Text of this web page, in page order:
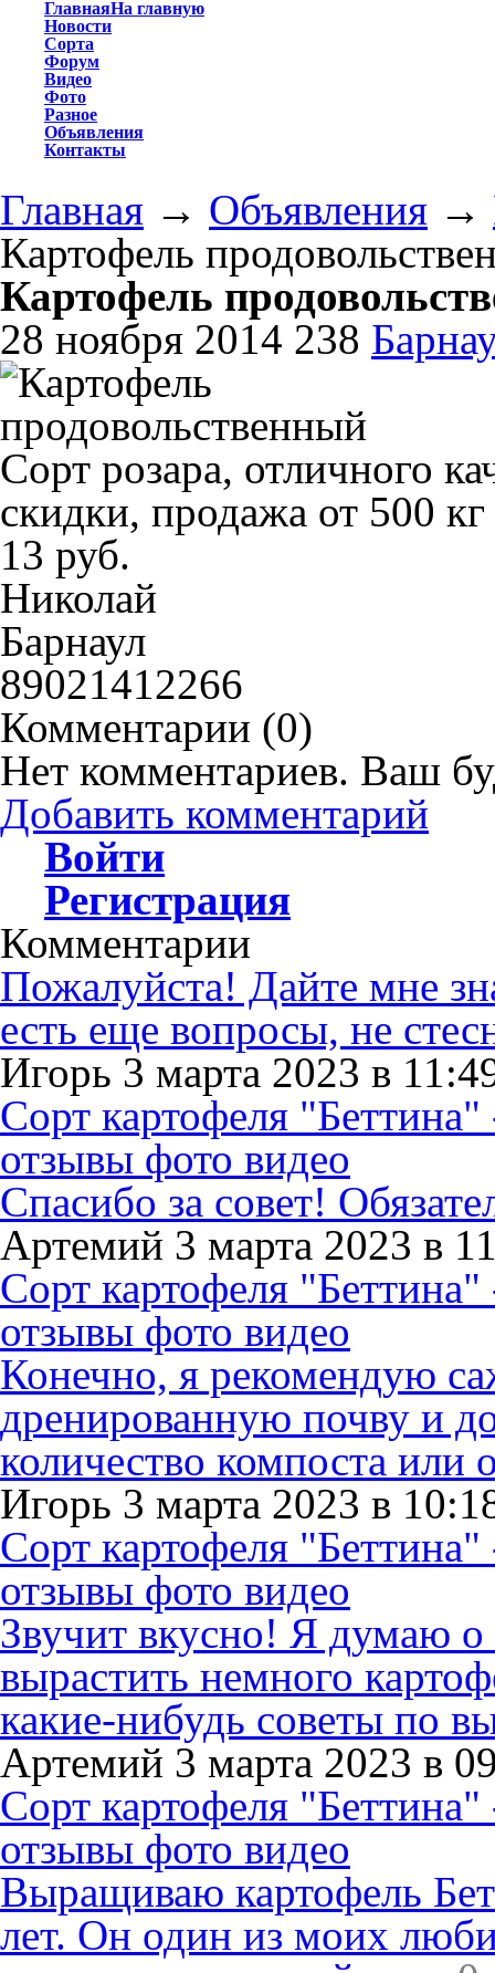
ГлавнаяНа главную
Новости
Сорта
Форум
Видео
Фото
Разное
Объявления
Контакты
Главная → Объявления →
Картофель
Картофель
28 ноября 2014 238
Сорт розара, отличного
скидки, продажа от 500 кг
13 руб.
Николай
Барнаул
89021412266
Комментарии (0)
Нет комментариев. Ваш
Добавить комментарий
Войти
Регистрация
Комментарии
Пожалуйста! Дайте мне
есть еще вопросы, не
Игорь 3 марта 2023 в
Сорт картофеля
отзывы фото видео
Спасибо за совет!
Артемий 3 марта 2023 в
Сорт картофеля
отзывы фото видео
Конечно, я рекомендую
дренированную почву и
количество компоста или
Игорь 3 марта 2023 в
Сорт картофеля
отзывы фото видео
Звучит вкусно! Я думаю
вырастить немного
какие-нибудь советы по
Артемий 3 марта 2023 в
Сорт картофеля
отзывы фото видео
Выращиваю картофель
лет. Он один из моих